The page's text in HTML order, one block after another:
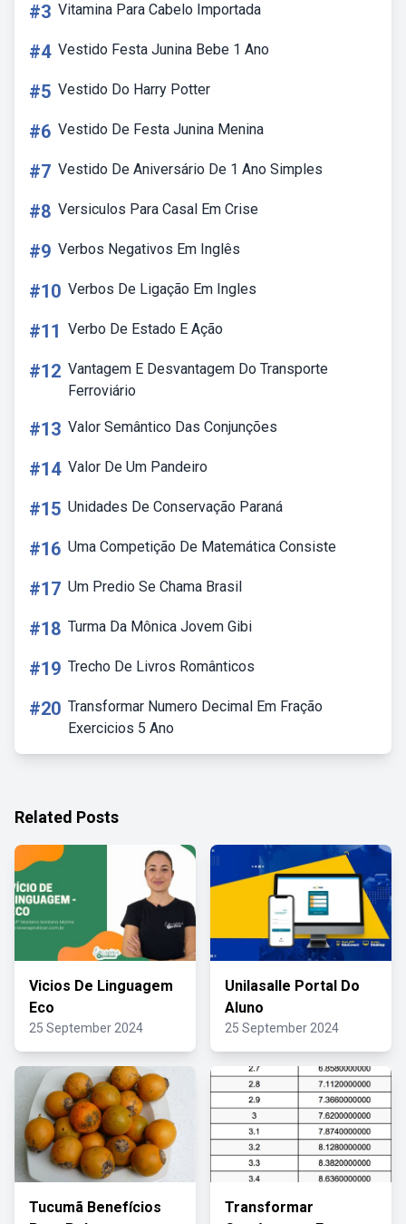
#3 Vitamina Para Cabelo Importada
#4 Vestido Festa Junina Bebe 1 Ano
#5 Vestido Do Harry Potter
#6 Vestido De Festa Junina Menina
#7 Vestido De Aniversário De 1 Ano Simples
#8 Versiculos Para Casal Em Crise
#9 Verbos Negativos Em Inglês
#10 Verbos De Ligação Em Ingles
#11 Verbo De Estado E Ação
#12 Vantagem E Desvantagem Do Transporte
Ferroviário
#13 Valor Semântico Das Conjunções
#14 Valor De Um Pandeiro
#15 Unidades De Conservação Paraná
#16 Uma Competição De Matemática Consiste
#17 Um Predio Se Chama Brasil
#18 Turma Da Mônica Jovem Gibi
#19 Trecho De Livros Românticos
#20 Transformar Numero Decimal Em Fração
Exercicios 5 Ano
Related Posts
Vicios De Linguagem
Eco
25 September 2024
Unilasalle Portal Do
Aluno
25 September 2024
Tucumã Benefícios
Transformar